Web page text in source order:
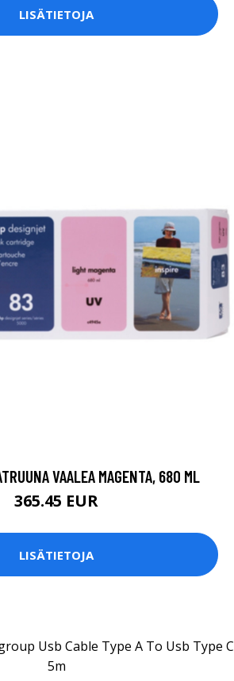
LISÄTIETOJA
VAALEA MAGENTA, 680 ML
365.45 EUR
LISÄTIETOJA